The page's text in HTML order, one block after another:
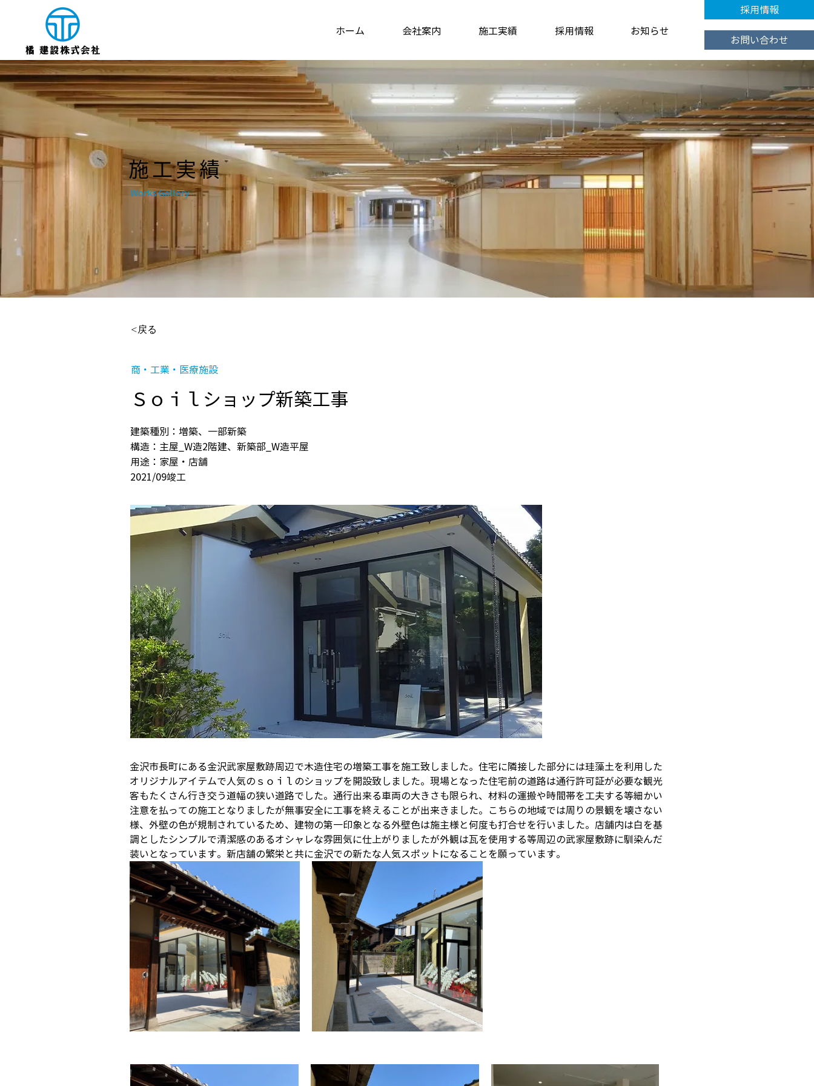
採用情報
お問い合わせ
ホーム 会社案内 施工実績 採用情報 お知らせ
<戻る
商・工業・医療施設
Ｓｏｉｌショップ新築工事
建築種別：増築、一部新築
構造：主屋_W造2階建、新築部_W造平屋
用途：家屋・店舗
2021/09竣工
金沢市長町にある金沢武家屋敷跡周辺で木造住宅の増築工事を施工致しました。住宅に隣接した部分には珪藻土を利用した
オリジナルアイテムで人気のｓｏｉｌのショップを開設致しました。現場となった住宅前の道路は通行許可証が必要な観光
客もたくさん行き交う道幅の狭い道路でした。通行出来る車両の大きさも限られ、材料の運搬や時間帯を工夫する等細かい
注意を払っての施工となりましたが無事安全に工事を終えることが出来きました。こちらの地域では周りの景観を壊さない
様、外壁の色が規制されているため、建物の第一印象となる外壁色は施主様と何度も打合せを行いました。店舗内は白を基
調としたシンプルで清潔感のあるオシャレな雰囲気に仕上がりましたが外観は瓦を使用する等周辺の武家屋敷跡に馴染んだ
装いとなっています。新店舗の繁栄と共に金沢での新たな人気スポットになることを願っています。
​施工実績
Works Gallery​